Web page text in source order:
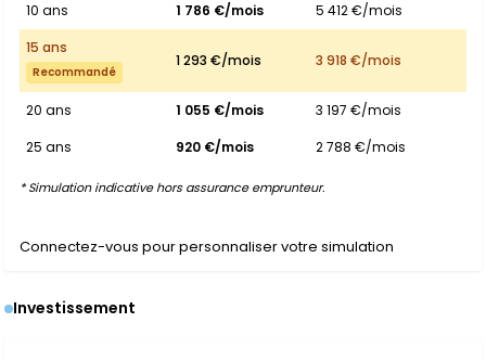
10 ans
1 786 €/mois
5 412 €/mois
15 ans
Recommandé
1 293 €/mois 3 918 €/mois
20 ans 1 055 €/mois
3 197 €/mois
25 ans
920 €/mois 2 788 €/mois
* Simulation indicative hors assurance emprunteur.
Connectez-vous pour personnaliser votre simulation
Investissement